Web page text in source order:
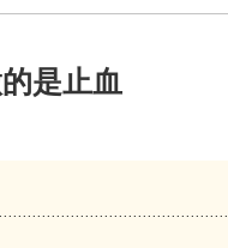
是止血